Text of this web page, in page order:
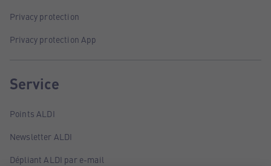
Privacy protection
Privacy protection App
Service
Points ALDI
Newsletter ALDI
Dépliant ALDI par e-mail